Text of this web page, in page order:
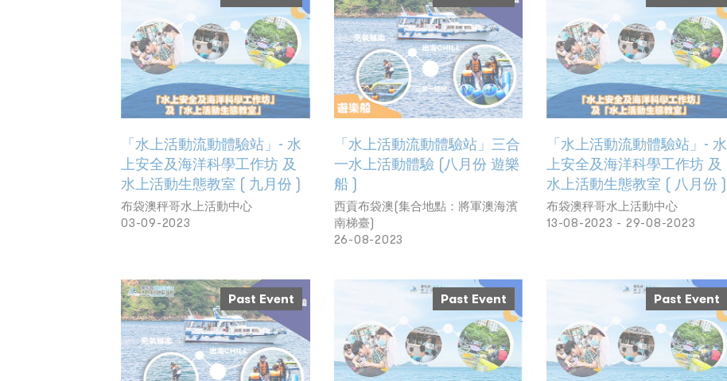
「水上活動流動體驗站」- 水
上安全及海洋科學工作坊 及
水上活動生態教室 ( 九月份 )
布袋澳秤哥水上活動中心
03-09-2023
「水上活動流動體驗站」三合
一水上活動體驗 (八月份 遊樂
船 )
西貢布袋澳(集合地點：將軍澳海濱
南梯臺)
26-08-2023
「水上活動流動體驗站」- 水
上安全及海洋科學工作坊 及
水上活動生態教室 ( 八月份 )
布袋澳秤哥水上活動中心
13-08-2023 - 29-08-2023
Past Event Past Event Past Event